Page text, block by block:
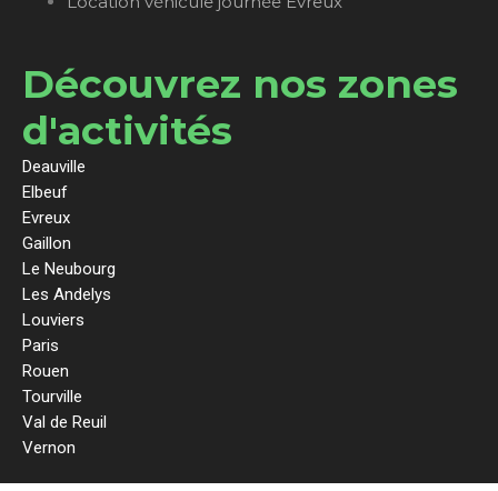
Découvrez nos zones
d'activités
Deauville
Elbeuf
Evreux
Gaillon
Le Neubourg
Les Andelys
Louviers
Paris
Rouen
Tourville
Val de Reuil
Vernon